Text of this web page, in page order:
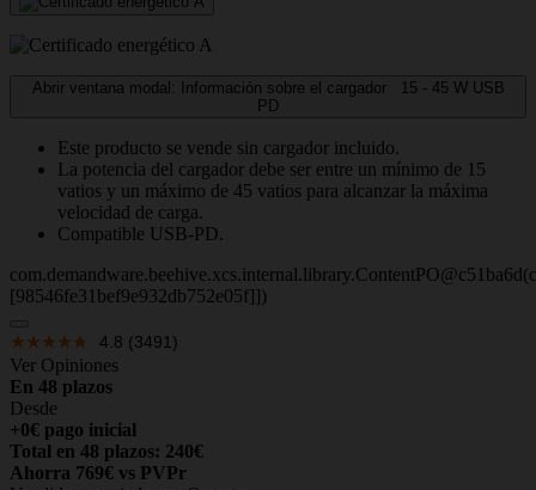
Abrir ventana modal: Información sobre el cargador 15 - 45 W USB
PD
Este producto se vende sin cargador incluido.
La potencia del cargador debe ser entre un mínimo de 15
vatios y un máximo de 45 vatios para alcanzar la máxima
velocidad de carga.
Compatible USB-PD.
[98546fe31bef9e932db752e05f]])
4.8 (3491)
Ver Opiniones
En 48 plazos
Desde
+0€ pago inicial
Total en 48 plazos: 240€
Ahorra 769€ vs PVPr